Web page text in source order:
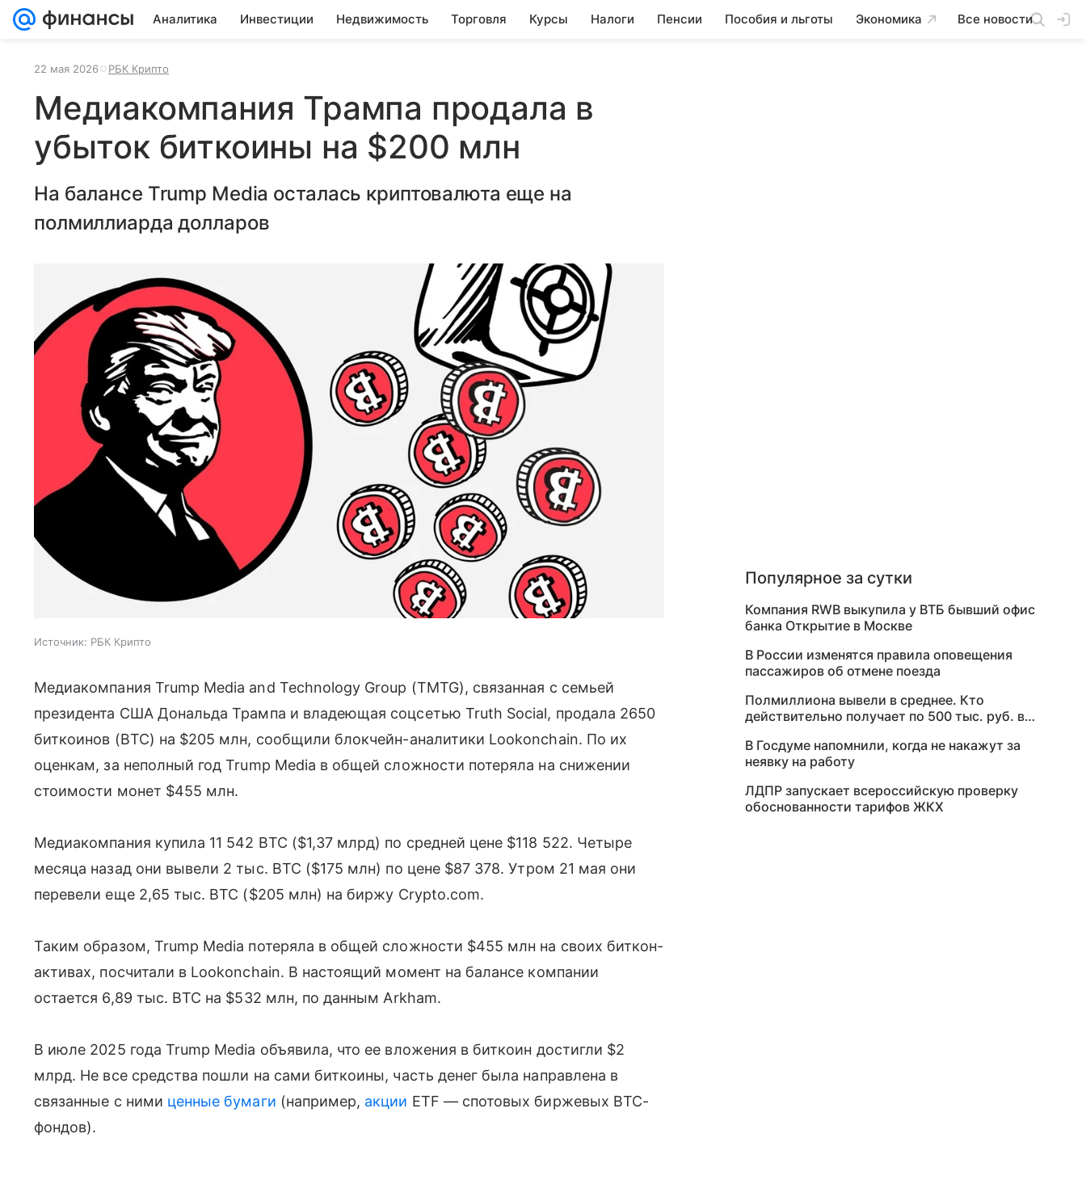
Аналитика Инвестиции Недвижимость Торговля Курсы Налоги Пенсии Пособия и льготы Экономика Все новости
22 мая 2026 РБК Крипто
Медиакомпания Трампа продала в
убыток биткоины на $200 млн
На балансе Trump Media осталась криптовалюта еще на
полмиллиарда долларов
Источник: РБК Крипто
Медиакомпания Trump Media and Technology Group (TMTG), связанная с семьей
президента США Дональда Трампа и владеющая соцсетью Truth Social, продала 2650
биткоинов (BTC) на $205 млн, сообщили блокчейн-аналитики Lookonchain. По их
оценкам, за неполный год Trump Media в общей сложности потеряла на снижении
стоимости монет $455 млн.
Медиакомпания купила 11 542 BTC ($1,37 млрд) по средней цене $118 522. Четыре
месяца назад они вывели 2 тыс. BTC ($175 млн) по цене $87 378. Утром 21 мая они
перевели еще 2,65 тыс. BTC ($205 млн) на биржу Crypto.com.
Таким образом, Trump Media потеряла в общей сложности $455 млн на своих биткон-
активах, посчитали в Lookonchain. В настоящий момент на балансе компании
остается 6,89 тыс. BTC на $532 млн, по данным Arkham.
В июле 2025 года Trump Media объявила, что ее вложения в биткоин достигли $2
млрд. Не все средства пошли на сами биткоины, часть денег была направлена в
связанные с ними ценные бумаги (например, акции ETF — спотовых биржевых BTC-
фондов).
Популярное за сутки
Компания RWB выкупила у ВТБ бывший офис
банка Открытие в Москве
В России изменятся правила оповещения
пассажиров об отмене поезда
Полмиллиона вывели в среднее. Кто
действительно получает по 500 тыс. руб. в
В Госдуме напомнили, когда не накажут за
неявку на работу
ЛДПР запускает всероссийскую проверку
обоснованности тарифов ЖКХ